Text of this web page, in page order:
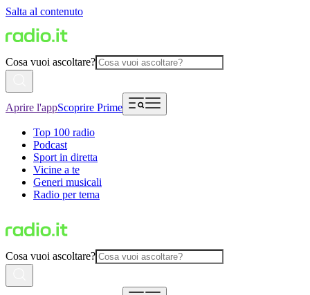
Salta al contenuto
Cosa vuoi ascoltare?
Aprire l'appScoprire Prime
Top 100 radio
Podcast
Sport in diretta
Vicine a te
Generi musicali
Radio per tema
Cosa vuoi ascoltare?